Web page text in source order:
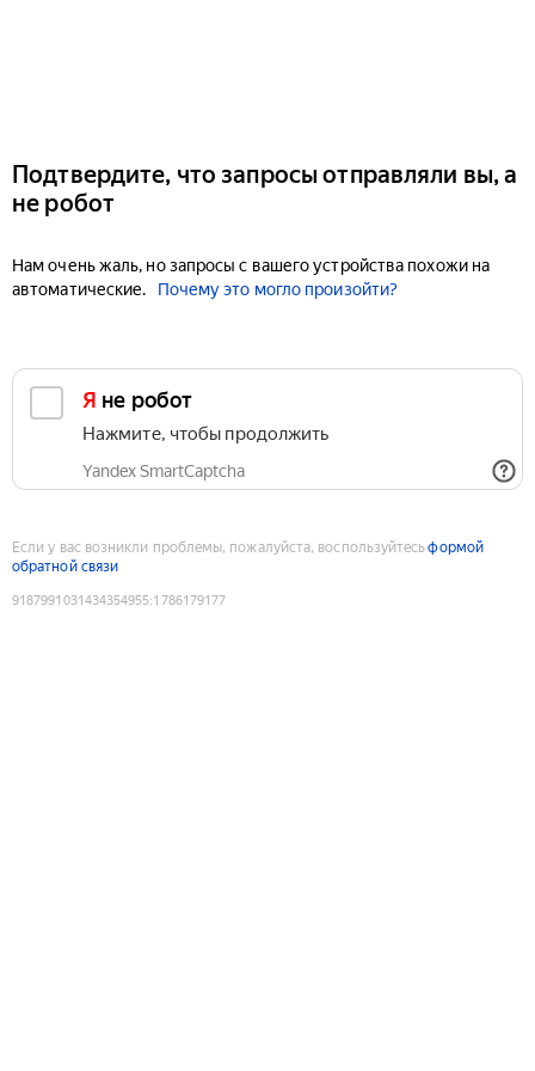
Подтвердите, что запросы отправляли вы, а
не робот
Нам очень жаль, но запросы с вашего устройства похожи на
автоматические.
Почему это могло произойти?
Я не робот
Нажмите, чтобы продолжить
Yandex SmartCaptcha
Если у вас возникли проблемы, пожалуйста, воспользуйтесьформой
обратной связи
9187991031434354955:1786179177